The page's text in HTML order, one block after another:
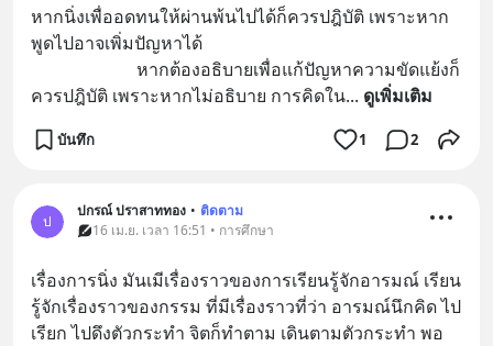
หากนิ่งเพื่ออดทนให้ผ่านพ้นไปได้ก็ควรปฎิบัติ เพราะหาก
พูดไปอาจเพิ่มปัญหาได้
ควรปฎิบัติ เพราะหากไม่อธิบาย การคิดใน... ดูเพิ่มเติม
บันทึก 1 2
ป
ปกรณ์ ปราสาททอง • ติดตาม
16 เม.ย. เวลา 16:51 • การศึกษา
เรื่องการนิ่ง มันเมีเรื่องราวของการเรียนรู้จักอารมณ์ เรียน
รู้จักเรื่องราวของกรรม ที่มีเรื่องราวที่ว่า อารมณ์นึกคิด ไป
เรียก ไปดึงตัวกระทำ จิตก็ทำตาม เดินตามตัวกระทำ พอ